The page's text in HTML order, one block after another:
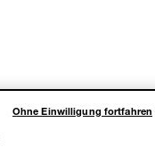
Ohne Einwilligung fortfahren